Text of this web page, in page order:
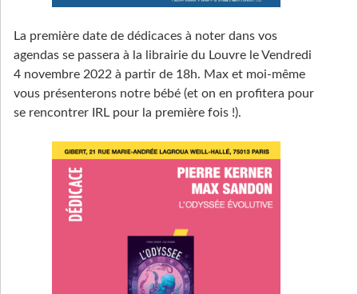
La première date de dédicaces à noter dans vos
agendas se passera à la librairie du Louvre le Vendredi
4 novembre 2022 à partir de 18h. Max et moi-même
vous présenterons notre bébé (et on en profitera pour
se rencontrer IRL pour la première fois !).